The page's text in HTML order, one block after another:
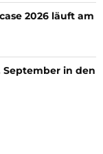
2026 läuft am
September in den